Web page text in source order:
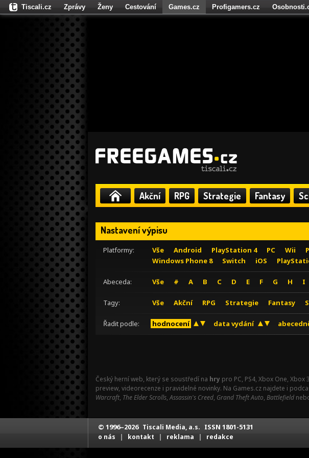
Akční RPG Strategie Fantasy
Nastavení výpisu
Platformy: Vše Android PlayStation 4 PC Wii
Windows Phone 8
Switch iOS
Abeceda: Vše # A B C D E F G H I
Tagy: Vše Akční RPG Strategie Fantasy
Řadit podle: hodnocení data vydání
Český herní web, který se soustředí na hry pro PC, PS4, Xbox One, Xbox
preview, videorecenze i pravidelné novinky. Na Games.cz najdete i
Warcraft, The Elder Scrolls,Assassin's Creed, Grand Theft Auto, Battlefield
Tiscali.cz Zprávy Ženy Cestování Games.cz Profigamers.cz
Fights.cz
© 1996–2026 Tiscali Media, a.s. ISSN 1801-5131
o nás | kontakt | reklama | redakce